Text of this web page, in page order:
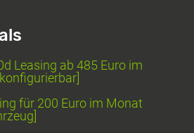
Leasing ab 485 Euro im
für 200 Euro im Monat